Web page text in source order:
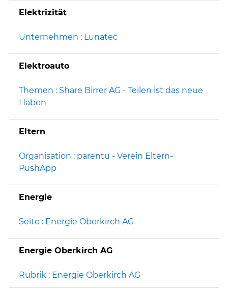
Elektrizität
Unternehmen : Lunatec
Elektroauto
Themen : Share Birrer AG - Teilen ist das neue
Haben
Eltern
Organisation : parentu - Verein Eltern-
PushApp
Energie
Seite : Energie Oberkirch AG
Energie Oberkirch AG
Rubrik : Energie Oberkirch AG